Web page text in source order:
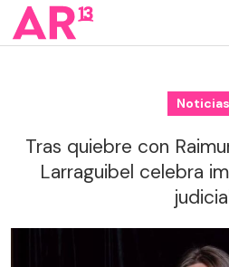
Noticias
Tras quiebre con
Larraguibel celebra